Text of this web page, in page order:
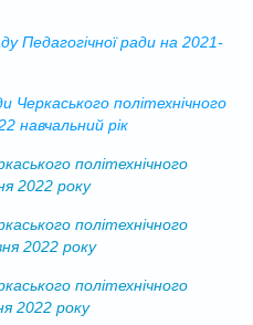
Педагогічної ради на 2021-
Черкаського політехнічного
навчальний рік
політехнічного
2022 року
політехнічного
2022 року
політехнічного
2022 року